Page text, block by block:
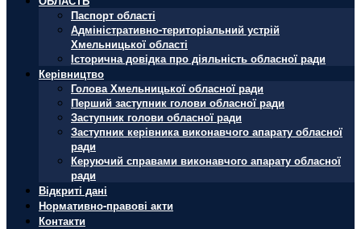
Паспорт області
Адміністративно-територіальний устрій
Хмельницької області
Історична довідка про діяльність обласної ради
Керівництво
Голова Хмельницької обласної ради
Перший заступник голови обласної ради
Заступник голови обласної ради
Заступник керівника виконавчого апарату обласної
ради
Керуючий справами виконавчого апарату обласної
ради
Відкриті дані
Нормативно-правові акти
Контакти